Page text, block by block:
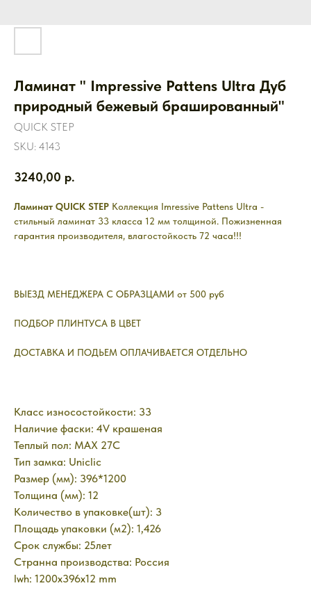
Ламинат " Impressive Pattens Ultra Дуб
природный бежевый брашированный"
QUICK STEP
SKU: 4143
3240,00 р.
Ламинат QUICK STEP Коллекция Imressive Pattens Ultra -
стильный ламинат 33 класса 12 мм толщиной. Пожизненная
гарантия производителя, влагостойкость 72 часа!!!
ВЫЕЗД МЕНЕДЖЕРА С ОБРАЗЦАМИ от 500 руб
ПОДБОР ПЛИНТУСА В ЦВЕТ
ДОСТАВКА И ПОДЬЕМ ОПЛАЧИВАЕТСЯ ОТДЕЛЬНО
Класс износостойкости: 33
Наличие фаски: 4V крашеная
Теплый пол: MAX 27C
Тип замка: Uniclic
Размер (мм): 396*1200
Толщина (мм): 12
Количество в упаковке(шт): 3
Площадь упаковки (м2): 1,426
Срок службы: 25лет
Странна производства: Россия
lwh: 1200x396x12 mm